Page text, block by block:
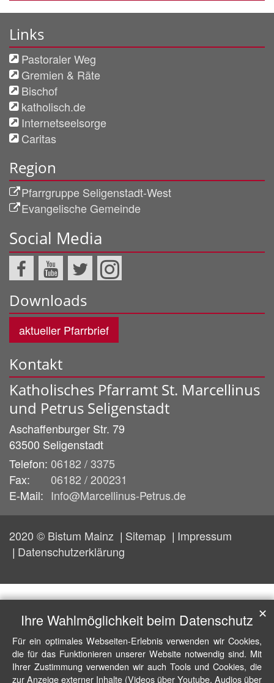
Links
Pastoraler Weg
Gremien & Räte
Bischof
katholisch.de
Internetseelsorge
Caritas
Region
Pfarrgruppe Seligenstadt-West
Evangelische Gemeinde
Social Media
Downloads
aktueller Pfarrbrief
Kontakt
Katholisches Pfarramt St. Marcellinus
und Petrus Seligenstadt
Aschaffenburger Str. 79
63500 Seligenstadt
Telefon: 06182 / 3375
Fax:
06182 / 200231
E-Mail: Info@Marcellinus-Petrus.de
2020 © Bistum Mainz Sitemap
Impressum
Datenschutzerklärung
Ihre Wahlmöglichkeit beim Datenschutz
Für ein optimales Webseiten-Erlebnis verwenden wir Cookies,
die für das Funktionieren unserer Website notwendig sind. Mit
Ihrer Zustimmung verwenden wir auch Tools und Cookies, die
zur Anzeige externer Inhalte (Videos über Youtube, Audios über
✕